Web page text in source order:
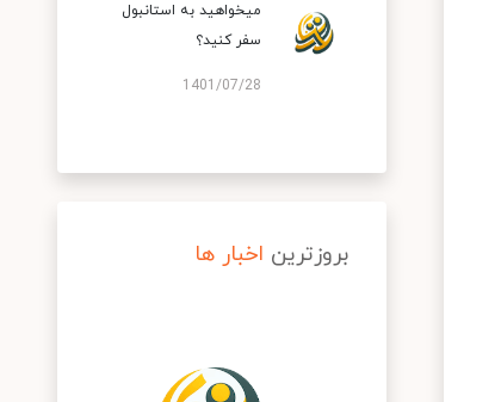
میخواهید به استانبول
سفر کنید؟
1401/07/28
بروزترین اخبار ها